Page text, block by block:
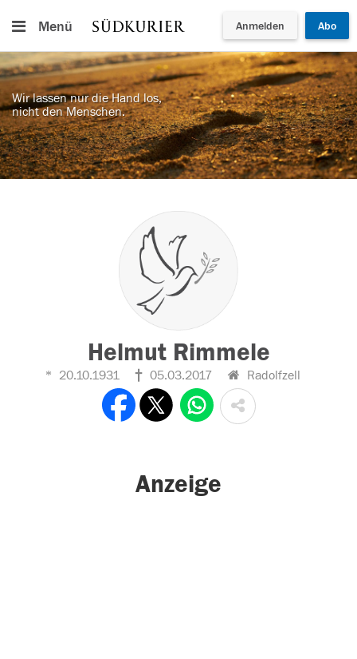
Menü Anmelden Abo
Wir lassen nur die Hand los,
nicht den Menschen.
Helmut Rimmele
20.10.1931 05.03.2017 Radolfzell
Anzeige